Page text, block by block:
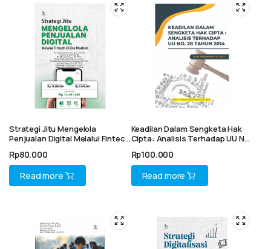
Strategi Jitu Mengelola
Penjualan Digital Melalui Fintech
Rp80.000
Read more
Keadilan Dalam Sengketa Hak
Cipta: Analisis Terhadap UU No.
Rp100.000
Read more